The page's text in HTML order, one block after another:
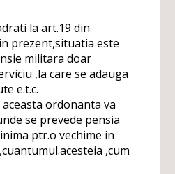
la art.19 din
prezent,situatia este
militara doar
,la care se adauga
e.t.c.
ordonanta va
se prevede pensia
ptr.o vechime in
,cum